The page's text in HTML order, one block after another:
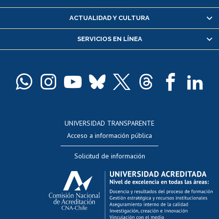
Servicio médico y dental
Pago de arancel y crédito alumnos
Docentes
Evaluación docente
Calificación académica
Postulación al AUCAI
Funcionarias/os
ACTUALIDAD Y CULTURA
SERVICIOS EN LÍNEA
UNIVERSIDAD TRANSPARENTE
Acceso a información pública
Solicitud de información